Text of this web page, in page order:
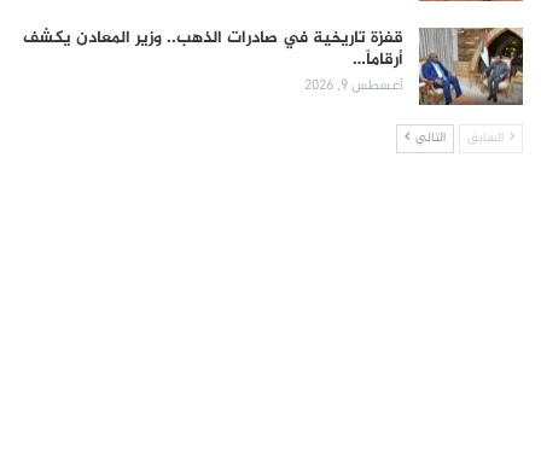
قفزة تاريخية في صادرات الذهب.. وزير المعادن يكشف
أرقاماً…
أغسطس 9, 2026
السابق التالي